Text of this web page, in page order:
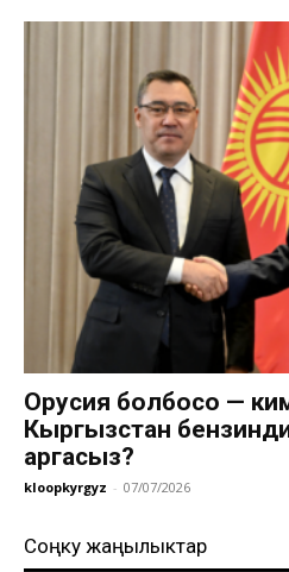
Орусия болбосо —
Кыргызстан бензинди
аргасыз?
kloopkyrgyz - 07/07/2026
Соңку жаңылыктар